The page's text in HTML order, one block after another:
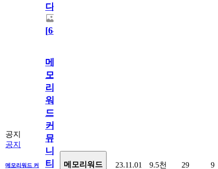
다.
[64
공지
공지
메모리워드 커
메
모
리
워
드
커
뮤
니
티
메모리워드 23.11.01 9.5천 29 9